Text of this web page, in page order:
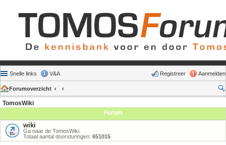
Snelle links V&A Aanmelden
Registreer
Forumoverzicht
TomosWiki
Forum
wiki
Ga naar de TomosWiki.
Totaal aantal doorsturingen: 651015